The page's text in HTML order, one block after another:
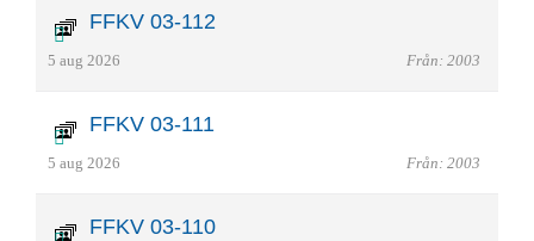
FFKV 03-112
5 aug 2026 Från: 2003
FFKV 03-111
5 aug 2026 Från: 2003
FFKV 03-110